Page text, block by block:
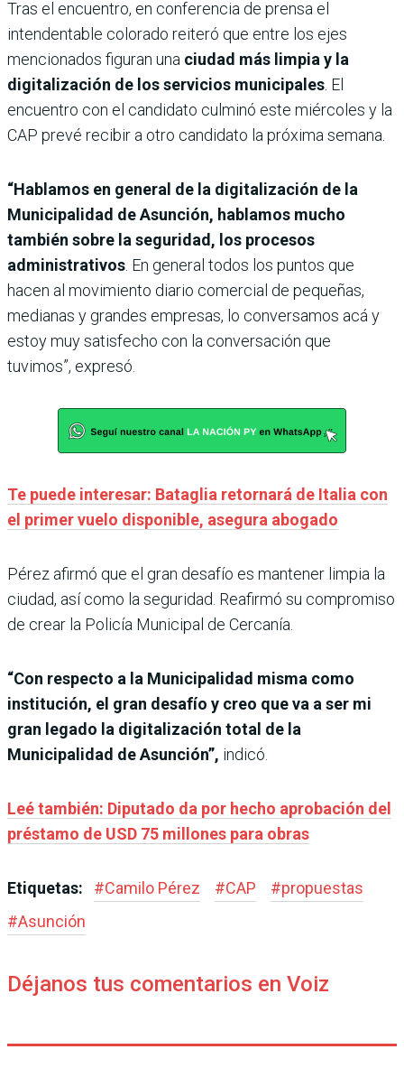
Tras el encuentro, en conferencia de prensa el
intendentable colorado reiteró que entre los ejes
mencionados figuran una ciudad más limpia y la
digitalización de los servicios municipales. El
encuentro con el candidato culminó este miércoles y la
CAP prevé recibir a otro candidato la próxima semana.
“Hablamos en general de la digitalización de la
Municipalidad de Asunción, hablamos mucho
también sobre la seguridad, los procesos
administrativos. En general todos los puntos que
hacen al movimiento diario comercial de pequeñas,
medianas y grandes empresas, lo conversamos acá y
estoy muy satisfecho con la conversación que
tuvimos”, expresó.
Te puede interesar: Bataglia retornará de Italia con
el primer vuelo disponible, asegura abogado
Pérez afirmó que el gran desafío es mantener limpia la
ciudad, así como la seguridad. Reafirmó su compromiso
de crear la Policía Municipal de Cercanía.
“Con respecto a la Municipalidad misma como
institución, el gran desafío y creo que va a ser mi
gran legado la digitalización total de la
Municipalidad de Asunción”, indicó.
Leé también: Diputado da por hecho aprobación del
préstamo de USD 75 millones para obras
Etiquetas: #Camilo Pérez #CAP #propuestas
#Asunción
Déjanos tus comentarios en Voiz